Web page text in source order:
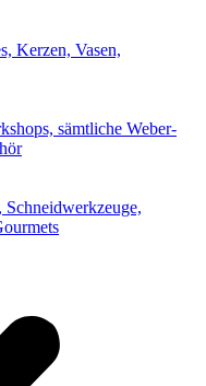
Kerzen, Vasen,
sämtliche Weber-